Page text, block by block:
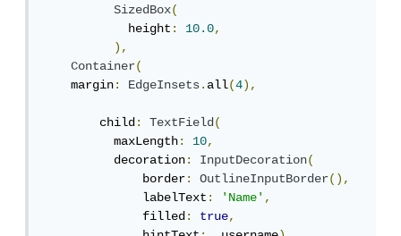
SizedBox(
            height
: 10.0,
),
Container(
    margin
: EdgeInsets.all(4),
        child
: TextField(
          maxLength
: 10,
          decoration
: InputDecoration(
              border
: OutlineInputBorder(),
              labelText
: 'Name',
              filled
: true,